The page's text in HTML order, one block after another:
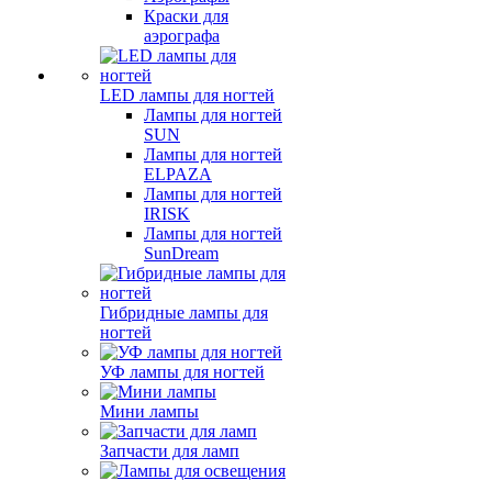
Краски для
аэрографа
LED лампы для ногтей
Лампы для ногтей
SUN
Лампы для ногтей
ELPAZA
Лампы для ногтей
IRISK
Лампы для ногтей
SunDream
Гибридные лампы для
ногтей
УФ лампы для ногтей
Мини лампы
Запчасти для ламп